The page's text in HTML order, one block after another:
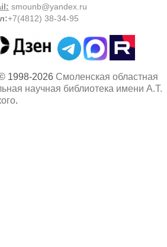
smounb@yandex.ru
:+7(4812) 38-34-95
1998-2026 Смоленская областная
научная библиотека имени А.Т.
.